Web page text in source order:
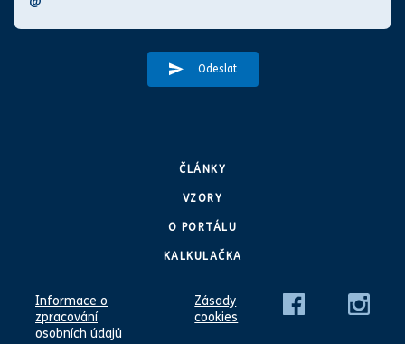
Odeslat
ČLÁNKY
VZORY
O PORTÁLU
KALKULAČKA
Informace o
zpracování
osobních údajů
Zásady
cookies